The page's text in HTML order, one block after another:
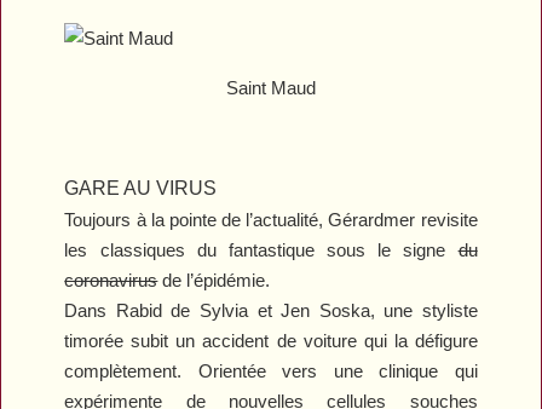
Saint Maud
GARE AU VIRUS
Toujours à la pointe de l’actualité, Gérardmer revisite
les classiques du fantastique sous le signedu
coronavirusde l’épidémie.
Dans Rabidde Sylvia et Jen Soska, une styliste
timorée subit un accident de voiture qui la défigure
complètement. Orientée vers une clinique qui
expérimente de nouvelles cellules souches